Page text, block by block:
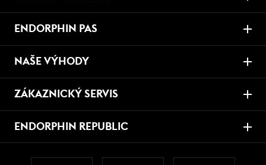
ENDORPHIN PAS
NAŠE VÝHODY
ZÁKAZNICKÝ SERVIS
ENDORPHIN REPUBLIC